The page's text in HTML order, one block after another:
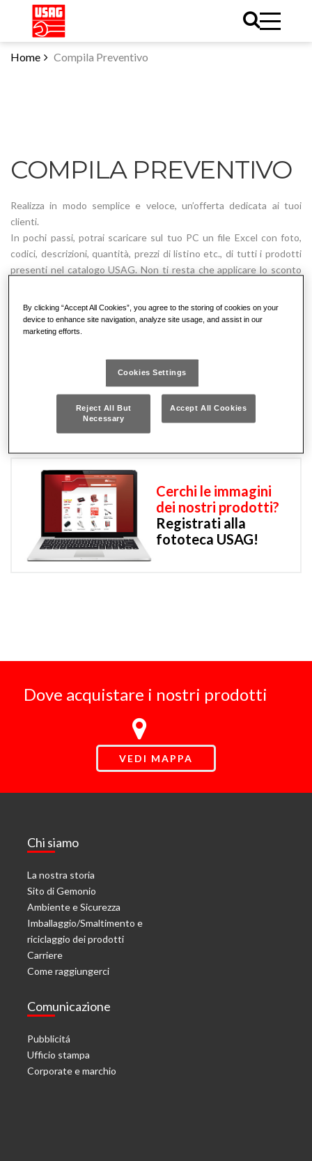
Home Compila Preventivo
COMPILA PREVENTIVO
Realizza in modo semplice e veloce, un’offerta dedicata ai tuoi
clienti.
In pochi passi, potrai scaricare sul tuo PC un file Excel con foto,
codici, descrizioni, quantità, prezzi di listino etc., di tutti i prodotti
presenti nel catalogo USAG. Non ti resta che applicare lo sconto
PIN smarrito? Richiedicelo inviando una e-mail a info.mv@usag.it
Cerchi le immagini
dei nostri prodotti?
Registrati alla
fototeca USAG!
Dove acquistare i nostri prodotti
VEDI MAPPA
Chi siamo
La nostra storia
Sito di Gemonio
Ambiente e Sicurezza
Imballaggio/Smaltimento e
riciclaggio dei prodotti
Carriere
Come raggiungerci
Comunicazione
Pubblicitá
Ufficio stampa
Corporate e marchio
By clicking “Accept All Cookies”, you agree to the storing of cookies on your
device to enhance site navigation, analyze site usage, and assist in our
marketing efforts.
Cookies Settings
Reject All But
Necessary
Accept All Cookies